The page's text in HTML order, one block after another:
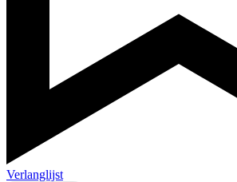
Verlanglijst